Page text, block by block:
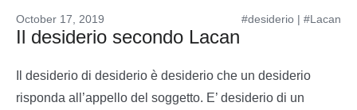
#desiderio | #Lacan
October 17, 2019
Il desiderio secondo Lacan
Il desiderio di desiderio è desiderio che un desiderio
risponda all’appello del soggetto. E’ desiderio di un